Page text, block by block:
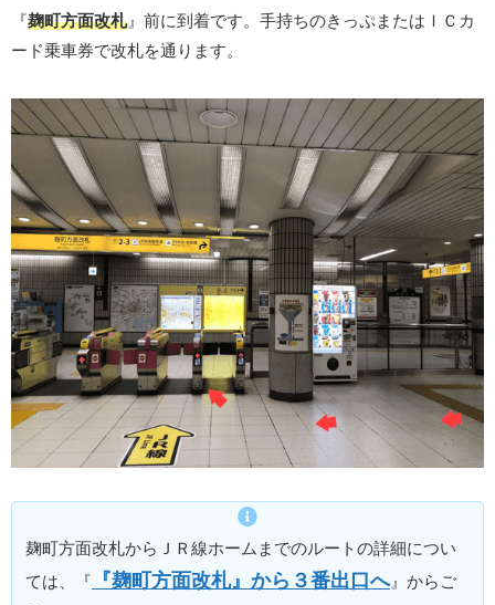
『麹町方面改札』前に到着です。手持ちのきっぷまたはＩＣカ
ード乗車券で改札を通ります。
麹町方面改札からＪＲ線ホームまでのルートの詳細につい
ては、『
『麹町方面改札』から３番出口へ』からご